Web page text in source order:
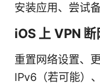
安装应用、尝试
iOS 上 VPN 断
重置网络设置、
IPv6（若可能）